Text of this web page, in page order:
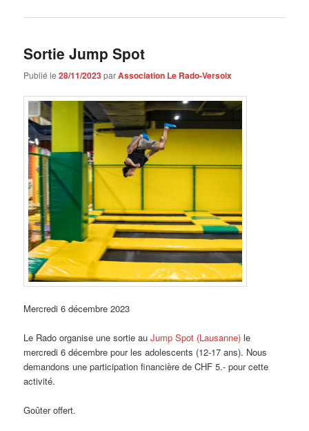
Sortie Jump Spot
Publié le28/11/2023parAssociation Le Rado-Versoix
Mercredi 6 décembre 2023
Le Rado organise une sortie auJump Spot (Lausanne) le
mercredi 6 décembre pour les adolescents (12-17 ans). Nous
demandons une participation financière de CHF 5.- pour cette
activité.
Goûter offert.